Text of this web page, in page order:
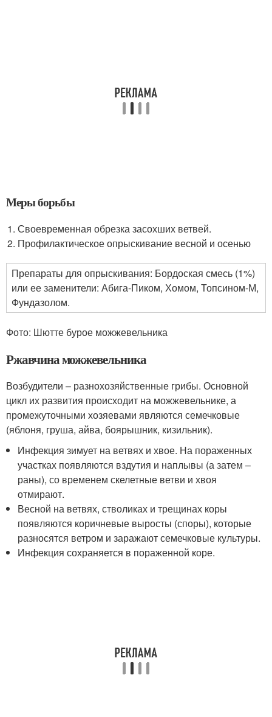
Меры борьбы
Своевременная обрезка засохших ветвей.
Профилактическое опрыскивание весной и осенью
Препараты для опрыскивания: Бордоская смесь (1%)
или ее заменители: Абига-Пиком, Хомом, Топсином-М,
Фундазолом.
Фото: Шютте бурое можжевельника
Ржавчина можжевельника
Возбудители – разнохозяйственные грибы. Основной
цикл их развития происходит на можжевельнике, а
промежуточными хозяевами являются семечковые
(яблоня, груша, айва, боярышник, кизильник).
Инфекция зимует на ветвях и хвое. На пораженных
участках появляются вздутия и наплывы (а затем –
раны), со временем скелетные ветви и хвоя
отмирают.
Весной на ветвях, стволиках и трещинах коры
появляются коричневые выросты (споры), которые
разносятся ветром и заражают семечковые культуры.
Инфекция сохраняется в пораженной коре.